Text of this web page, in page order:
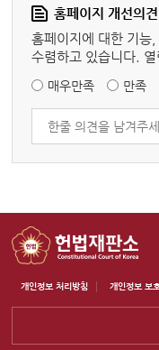
홈페이지 개선의견
홈페이지에 대한 기능
수렴하고 있습니다.
매우만족 만족
개인정보 처리방침 개인정보 보